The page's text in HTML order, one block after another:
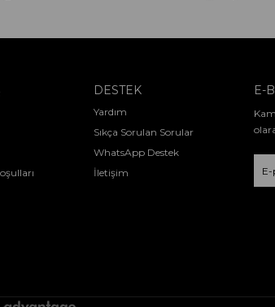
DESTEK
Yardım
Sıkça Sorulan Sorular
WhatsApp Destek
İletişim
E-